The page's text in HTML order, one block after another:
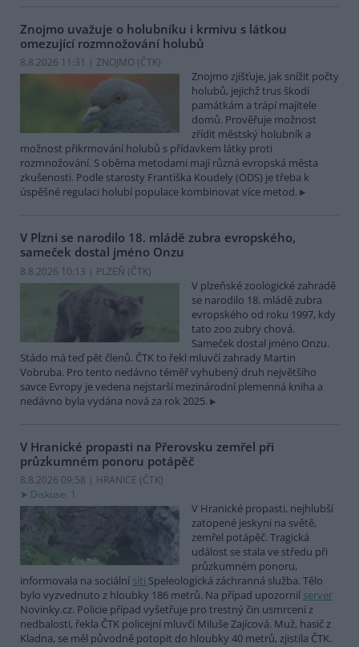
Znojmo uvažuje o holubníku i krmivu s látkou
omezující rozmnožování holubů
8.8.2026 11:31 | ZNOJMO (ČTK)
Znojmo zjišťuje, jak snížit počty
holubů, jejichž trus škodí
památkám a trápí majitele
domů. Prověřuje možnost
zřídit městský holubník a
možnost přikrmování holubů s přídavkem látky proti
rozmnožování. S oběma metodami mají různá evropská města
zkušenosti. Podle starosty Františka Koudely (ODS) je třeba k
úspěšné regulaci holubí populace kombinovat více metod.
V Plzni se narodilo 18. mládě zubra evropského,
sameček dostal jméno Onzu
8.8.2026 10:13 | PLZEŇ (ČTK)
V plzeňské zoologické zahradě
se narodilo 18. mládě zubra
evropského od roku 1997, kdy
tato zoo zubry chová.
Sameček dostal jméno Onzu.
Stádo má teď pět členů. ČTK to řekl mluvčí zahrady Martin
Vobruba. Pro tento nedávno téměř vyhubený druh největšího
savce Evropy je vedena nejstarší mezinárodní plemenná kniha a
nedávno byla vydána nová za rok 2025.
V Hranické propasti na Přerovsku zemřel při
průzkumném ponoru potápěč
8.8.2026 09:58 | HRANICE (ČTK)
Diskuse: 1
V Hranické propasti, nejhlubší
zatopené jeskyni na světě,
zemřel potápěč. Tragická
událost se stala ve středu při
průzkumném ponoru,
informovala na sociální síti Speleologická záchranná služba. Tělo
bylo vyzvednuto z hloubky 186 metrů. Na případ upozornil server
Novinky.cz. Policie případ vyšetřuje pro trestný čin usmrcení z
nedbalosti, řekla ČTK policejní mluvčí Miluše Zajícová. Muž, hasič z
Kladna, se měl původně potopit do hloubky 40 metrů, zjistila ČTK.